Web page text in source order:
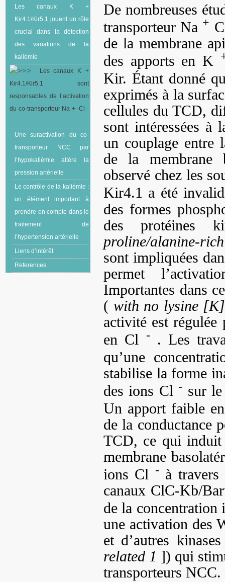
Les canaux K +
Kir4.1/Kir5.1 jouent un rôle
crucial dans la détection
des variations de la
kaliémie
Les canaux K +
Kir4.1/Kir5.1 sont
responsables de l’activation
du co-transporteur Na + -Cl -
Une suractivation du co-
transporteur NCC par
l’hypokaliémie altère la
pression artérielle
Le contrôle de la kaliémie :
un élément important à
prendre en compte dans le
traitement de
l’hypertension artérielle
Liens d’intérêt
References
De nombreuses
transporteur Na +
de la membrane
des apports en K
Kir. Étant donné
exprimés à la
cellules du TCD,
sont intéressées à
un couplage entre
de la membrane
observé chez les
Kir4.1 a été
des formes
des protéines
proline/alanine-
sont impliquées
permet
Importantes dans
( with no lysine
activité est
en Cl
-. Les
qu’une
stabilise la forme
des ions Cl- sur
Un apport faible
de la conductance
TCD, ce qui induit
membrane
ions Cl -à travers
canaux ClC-Kb/
de la
une activation des
et d’autres
related 1 ]) qui
transporteurs NCC.